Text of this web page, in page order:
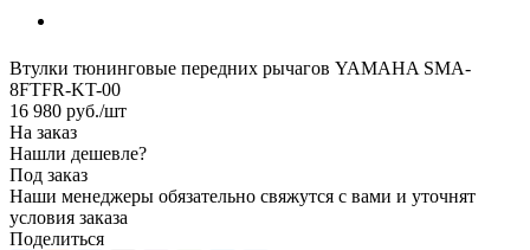
Втулки тюнинговые передних рычагов YAMAHA SMA-
8FTFR-KT-00
16 980 руб./шт
На заказ
Нашли дешевле?
Под заказ
Наши менеджеры обязательно свяжутся с вами и уточнят
условия заказа
Поделиться